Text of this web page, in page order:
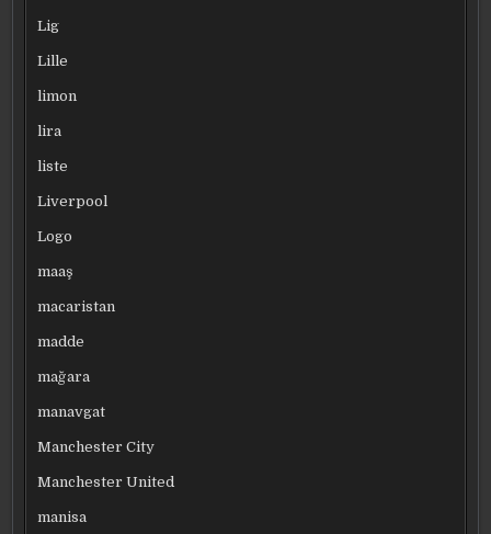
Lig
Lille
limon
lira
liste
Liverpool
Logo
maaş
macaristan
madde
mağara
manavgat
Manchester City
Manchester United
manisa